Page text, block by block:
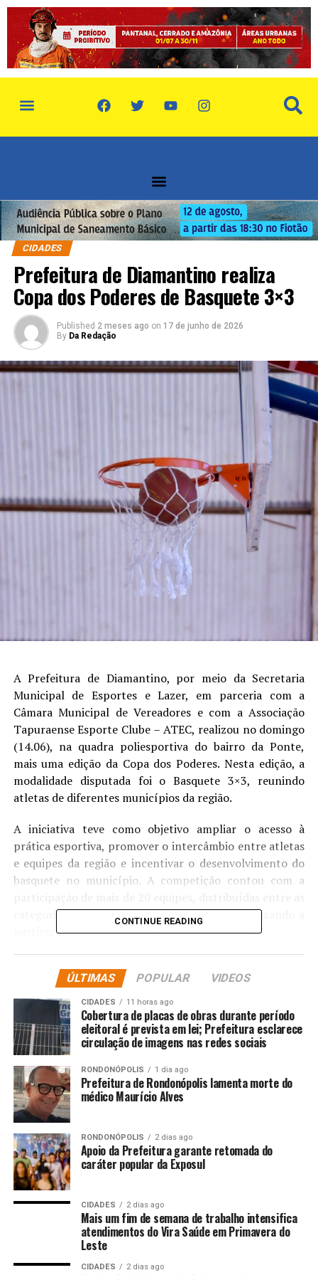
CIDADES
Prefeitura de Diamantino realiza
Copa dos Poderes de Basquete 3×3
Published 2 meses ago on 17 de junho de 2026
By Da Redação
A Prefeitura de Diamantino, por meio da Secretaria
Municipal de Esportes e Lazer, em parceria com a
Câmara Municipal de Vereadores e com a Associação
Tapuraense Esporte Clube – ATEC, realizou no domingo
(14.06), na quadra poliesportiva do bairro da Ponte,
mais uma edição da Copa dos Poderes. Nesta edição, a
modalidade disputada foi o Basquete 3×3, reunindo
atletas de diferentes municípios da região.
A iniciativa teve como objetivo ampliar o acesso à
prática esportiva, promover o intercâmbio entre atletas
e equipes da região e incentivar o desenvolvimento do
basquete no município. A competição contou com a
categorias masculina, feminina e infantil, totalizando a
participação de aproximadamente 80 atletas.
esporte é uma das formas de promover qualidade de
vida, inclusão social e oportunidades para a população.
“O esporte transforma vidas, incentiva a disciplina,
fortalece valores e aproxima as pessoas. Nosso objetivo é
continuar apoiando iniciativas que ampliem o acesso ao
esporte e incentivem a participação da comunidade em
atividades que promovam saúde, integração e cidadania.”
O secretário municipal de Esportes e Lazer, Gerson
Vidal, destacou a importância da competição para o
fortalecimento do esporte local e regional.
“A competição proporcionou momentos de integração,
troca de experiências e valorização do esporte,
mostrando a importância de manter ações como essa
para incentivar a prática esportiva e fortalecer o
basquete no município e na região.”
CONTINUE READING
ÚLTIMAS POPULAR VIDEOS
CIDADES 11 horas ago
Cobertura de placas de obras durante período
eleitoral é prevista em lei; Prefeitura esclarece
circulação de imagens nas redes sociais
RONDONÓPOLIS 1 dia ago
Prefeitura de Rondonópolis lamenta morte do
médico Maurício Alves
RONDONÓPOLIS 2 dias ago
Apoio da Prefeitura garante retomada do
caráter popular da Exposul
CIDADES 2 dias ago
Mais um fim de semana de trabalho intensifica
atendimentos do Vira Saúde em Primavera do
Leste
CIDADES 2 dias ago